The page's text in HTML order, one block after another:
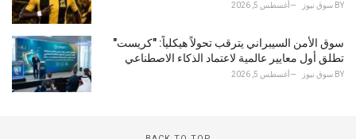
BY سوق نيوز أغسطس 5, 2026
سوق الأمن السيبراني يترقب تحولاً هيكلياً: "كريست"
تطلق أول معايير عالمية لاعتماد الذكاء الاصطناعي
BY سوق نيوز أغسطس 5, 2026